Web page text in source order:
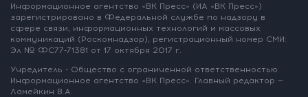
Информационное агентство «ВК Пресс» (ИА «ВК Пресс»)
зарегистрировано в Федеральной службе по надзору в
сфере связи, информационных технологий и массовых
коммуникаций (Роскомнадзор), регистрационный номер СМИ:
Эл № ФС77-71381 от 17 октября 2017 г.
Учредитель - Общество с ограниченной ответственностью
Информационное агентство «ВК Пресс». Главный редактор —
Ламейкин В.А.